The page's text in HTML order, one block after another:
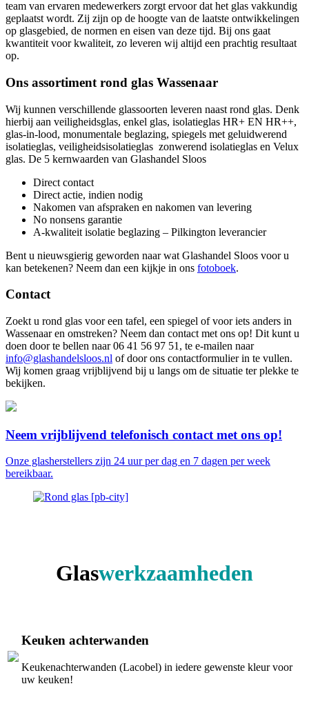
team van ervaren medewerkers zorgt ervoor dat het glas vakkundig
geplaatst wordt. Zij zijn op de hoogte van de laatste ontwikkelingen
op glasgebied, de normen en eisen van deze tijd. Bij ons gaat
kwantiteit voor kwaliteit, zo leveren wij altijd een prachtig resultaat
op.
Ons assortiment rond glas Wassenaar
Wij kunnen verschillende glassoorten leveren naast rond glas. Denk
hierbij aan veiligheidsglas, enkel glas, isolatieglas HR+ EN HR++,
glas-in-lood, monumentale beglazing, spiegels met geluidwerend
isolatieglas, veiligheidsisolatieglas zonwerend isolatieglas en Velux
glas. De 5 kernwaarden van Glashandel Sloos
Direct contact
Direct actie, indien nodig
Nakomen van afspraken en nakomen van levering
No nonsens garantie
A-kwaliteit isolatie beglazing – Pilkington leverancier
Bent u nieuwsgierig geworden naar wat Glashandel Sloos voor u
kan betekenen? Neem dan een kijkje in ons fotoboek.
Contact
Zoekt u rond glas voor een tafel, een spiegel of voor iets anders in
Wassenaar en omstreken? Neem dan contact met ons op! Dit kunt u
doen door te bellen naar 06 41 56 97 51, te e-mailen naar
info@glashandelsloos.nl of door ons contactformulier in te vullen.
Wij komen graag vrijblijvend bij u langs om de situatie ter plekke te
bekijken.
Neem vrijblijvend telefonisch contact met ons op!
Onze glasherstellers zijn 24 uur per dag en 7 dagen per week
bereikbaar.
Glaswerkzaamheden
Keuken achterwanden
Keukenachterwanden (Lacobel) in iedere gewenste kleur voor
uw keuken!